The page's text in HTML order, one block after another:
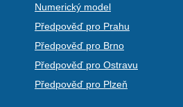
Numerický model
Předpověď pro Prahu
Předpověď pro Brno
Předpověď pro Ostravu
Předpověď pro Plzeň